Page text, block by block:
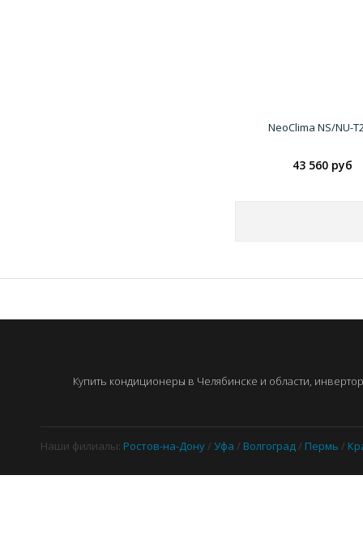
NeoClima NS/NU-
43 560 руб
Купить кондиционеры в Челябинске и области,
Наши филиалы: Ростов-на-Дону/ Уфа / Волгоград/ Пермь /